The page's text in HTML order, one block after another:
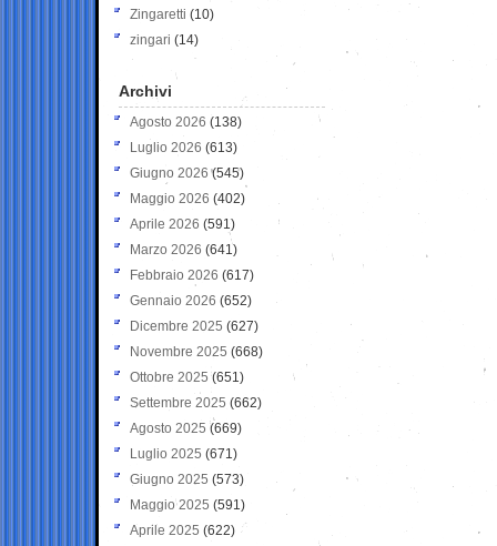
Zingaretti (10)
zingari (14)
Archivi
Agosto 2026 (138)
Luglio 2026 (613)
Giugno 2026 (545)
Maggio 2026 (402)
Aprile 2026 (591)
Marzo 2026 (641)
Febbraio 2026 (617)
Gennaio 2026 (652)
Dicembre 2025 (627)
Novembre 2025 (668)
Ottobre 2025 (651)
Settembre 2025 (662)
Agosto 2025 (669)
Luglio 2025 (671)
Giugno 2025 (573)
Maggio 2025 (591)
Aprile 2025 (622)